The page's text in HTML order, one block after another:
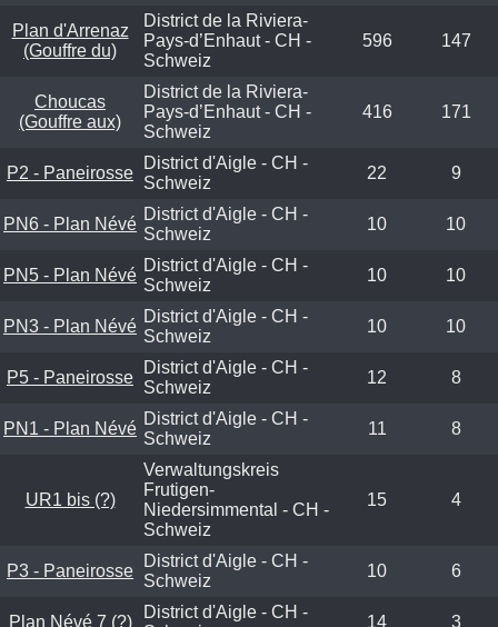
Plan d'Arrenaz
(Gouffre du)
District de la Riviera-
Pays-d’Enhaut - CH -
Schweiz
596 147
Choucas
(Gouffre aux)
District de la Riviera-
Pays-d’Enhaut - CH -
Schweiz
416 171
P2 - Paneirosse
District d'Aigle - CH -
Schweiz
22 9
PN6 - Plan Névé
District d'Aigle - CH -
Schweiz
10 10
PN5 - Plan Névé
District d'Aigle - CH -
Schweiz
10 10
PN3 - Plan Névé
District d'Aigle - CH -
Schweiz
10 10
P5 - Paneirosse
District d'Aigle - CH -
Schweiz
12 8
PN1 - Plan Névé
District d'Aigle - CH -
Schweiz
11 8
UR1 bis (?)
Verwaltungskreis
Frutigen-
Niedersimmental - CH -
Schweiz
15 4
P3 - Paneirosse
District d'Aigle - CH -
Schweiz
10 6
Plan Névé 7 (?)
District d'Aigle - CH -
14 3